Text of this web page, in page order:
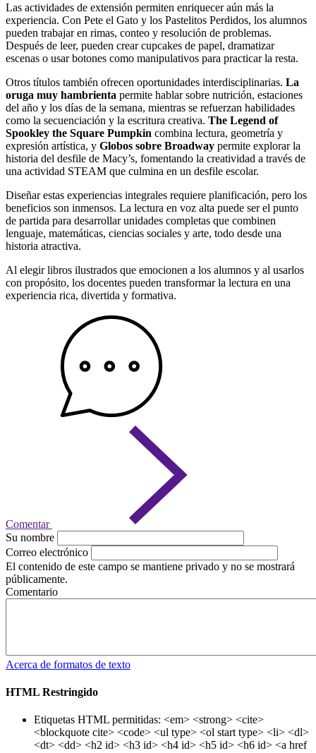
Las actividades de extensión permiten enriquecer aún más la
experiencia. Con Pete el Gato y los Pastelitos Perdidos, los alumnos
pueden trabajar en rimas, conteo y resolución de problemas.
Después de leer, pueden crear cupcakes de papel, dramatizar
escenas o usar botones como manipulativos para practicar la resta.
Otros títulos también ofrecen oportunidades interdisciplinarias. La
oruga muy hambrienta permite hablar sobre nutrición, estaciones
del año y los días de la semana, mientras se refuerzan habilidades
como la secuenciación y la escritura creativa. The Legend of
Spookley the Square Pumpkin combina lectura, geometría y
expresión artística, y Globos sobre Broadway permite explorar la
historia del desfile de Macy’s, fomentando la creatividad a través de
una actividad STEAM que culmina en un desfile escolar.
Diseñar estas experiencias integrales requiere planificación, pero los
beneficios son inmensos. La lectura en voz alta puede ser el punto
de partida para desarrollar unidades completas que combinen
lenguaje, matemáticas, ciencias sociales y arte, todo desde una
historia atractiva.
Al elegir libros ilustrados que emocionen a los alumnos y al usarlos
con propósito, los docentes pueden transformar la lectura en una
experiencia rica, divertida y formativa.
Comentar
Su nombre
Correo electrónico
El contenido de este campo se mantiene privado y no se mostrará
públicamente.
Comentario
Acerca de formatos de texto
HTML Restringido
Etiquetas HTML permitidas: <em> <strong> <cite>
<blockquote cite> <code> <ul type> <ol start type> <li> <dl>
<dt> <dd> <h2 id> <h3 id> <h4 id> <h5 id> <h6 id> <a href